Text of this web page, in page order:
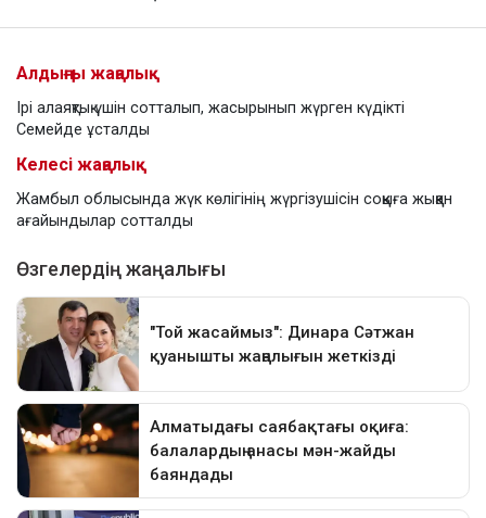
Алдыңғы жаңалық
Ірі алаяқтық үшін сотталып, жасырынып жүрген күдікті
Семейде ұсталды
Келесі жаңалық
Жамбыл облысында жүк көлігінің жүргізушісін соққыға жыққан
ағайындылар сотталды